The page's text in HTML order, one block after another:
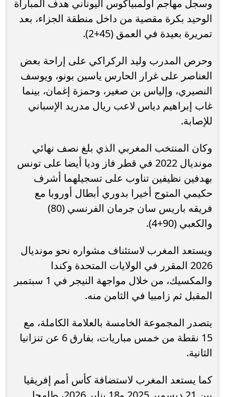
وسجل مهاجم أولمبياكوس اليوناني هدف المباراة
الوحيد بكرة مقصية من داخل منطقة الجزاء، بعد
تمريرة بعيدة في العمق (45+2).
وحرص المدرب وليد الركراكي على إراحة بعض
العناصر على غرار الحارس ياسين بونو، ويوسف
النصيري، وإلياس بن صغير، وحمزة إغمان، بينما
غاب إبراهيم دياس لاعب ريال مدريد الإسباني
للإصابة.
وكان المنتخب المغربي الذي بلغ نصف نهائي
مونديال 2022 في قطر فاز وديا أيضا على تونس
بهدفين نظيفين تناوب على تسجيلهما أشرف
حكيمي المتوج أخيرا بدوري أبطال أوروبا مع
فريقه باريس سان جرمان الفرنسي (80)
والكعبي (90+4).
ويستعد المغرب لاستئناف مشواره نحو مونديال
2026 المقرر في الولايات المتحدة وكندا
والمكسيك، من خلال مواجهة النيجر في 1 سبتمبر
المقبل ثم زامبيا في الثامن منه.
يتصدر المجموعة الخامسة بالعلامة الكاملة، مع
15 نقطة من خمس مباريات، بفارق 6 عن تنزانيا
الثانية.
كما يستعد المغرب لاستضافة كأس أمم إفريقيا